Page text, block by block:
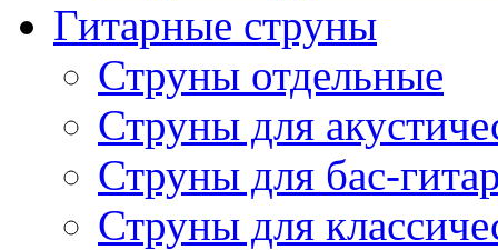
Гитарные струны
Струны отдельные
Струны для
Струны для бас-
Струны для